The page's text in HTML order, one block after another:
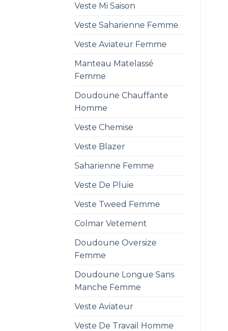
Veste Mi Saison
Veste Saharienne Femme
Veste Aviateur Femme
Manteau Matelassé
Femme
Doudoune Chauffante
Homme
Veste Chemise
Veste Blazer
Saharienne Femme
Veste De Pluie
Veste Tweed Femme
Colmar Vetement
Doudoune Oversize
Femme
Doudoune Longue Sans
Manche Femme
Veste Aviateur
Veste De Travail Homme